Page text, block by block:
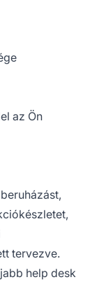
az Ön
tervezve.
help desk